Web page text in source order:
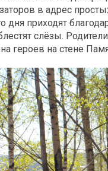
в адрес
дня приходят
слёзы.
героев на стене